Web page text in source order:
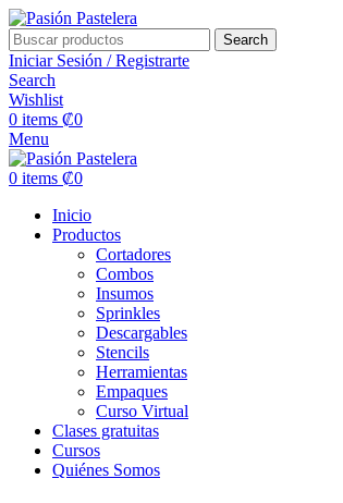
Search
Iniciar Sesión / Registrarte
Search
Wishlist
0 items ₡0
Menu
0 items ₡0
Inicio
Productos
Cortadores
Combos
Insumos
Sprinkles
Descargables
Stencils
Herramientas
Empaques
Curso Virtual
Clases gratuitas
Cursos
Quiénes Somos